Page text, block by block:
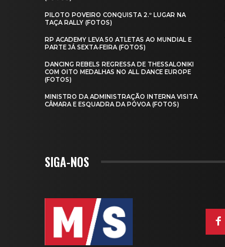
PILOTO POVEIRO CONQUISTA 2.º LUGAR NA
TAÇA RALLY (FOTOS)
RP ACADEMY LEVA 50 ATLETAS AO MUNDIAL E
PARTE JÁ SEXTA‑FEIRA (FOTOS)
DANCING REBELS REGRESSA DE THESSALONIKI
COM OITO MEDALHAS NO ALL DANCE EUROPE
(FOTOS)
MINISTRO DA ADMINISTRAÇÃO INTERNA VISITA
CÂMARA E ESQUADRA DA PÓVOA (FOTOS)
SIGA-NOS